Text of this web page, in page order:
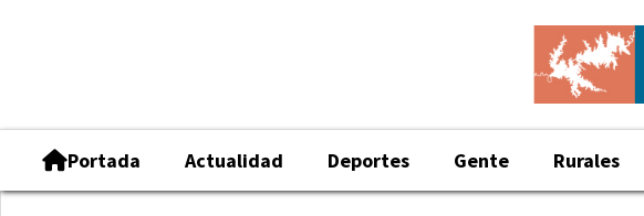
Portada Actualidad Deportes Gente Rurales